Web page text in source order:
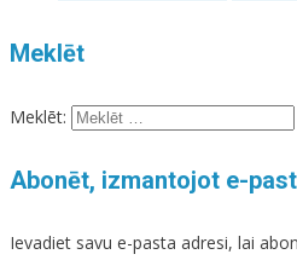
Meklēt
Meklēt:
Abonēt, izmantojot e-
Ievadiet savu e-pasta adresi, lai